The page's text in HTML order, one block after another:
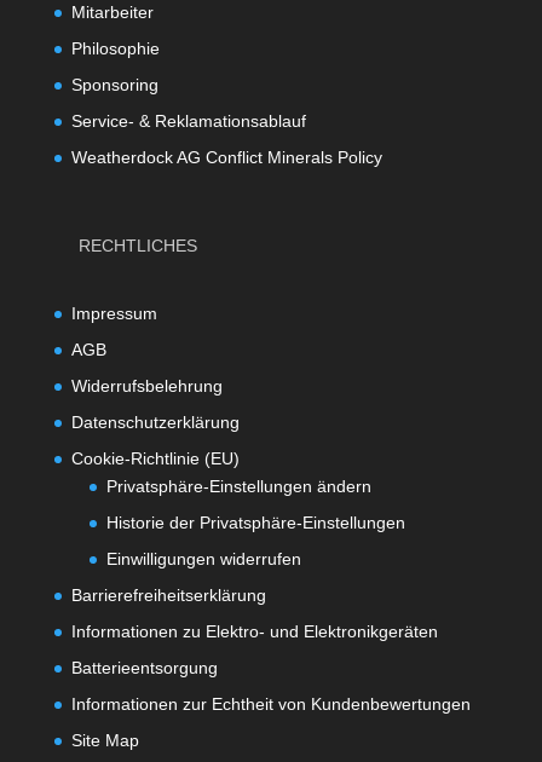
Mitarbeiter
Philosophie
Sponsoring
Service- & Reklamationsablauf
Weatherdock AG Conflict Minerals Policy
RECHTLICHES
Impressum
AGB
Widerrufsbelehrung
Datenschutzerklärung
Cookie-Richtlinie (EU)
Privatsphäre-Einstellungen ändern
Historie der Privatsphäre-Einstellungen
Einwilligungen widerrufen
Barrierefreiheitserklärung
Informationen zu Elektro- und Elektronikgeräten
Batterieentsorgung
Informationen zur Echtheit von Kundenbewertungen
Site Map